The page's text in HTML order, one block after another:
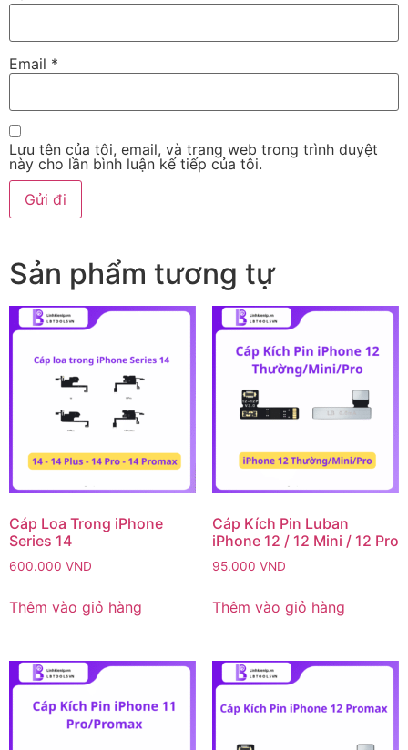
Email *
Lưu tên của tôi, email, và trang web trong trình duyệt
này cho lần bình luận kế tiếp của tôi.
Sản phẩm tương tự
Cáp Loa Trong iPhone
Series 14
600.000 VND
Thêm vào giỏ hàng
Cáp Kích Pin Luban
iPhone 12 / 12 Mini / 12 Pro
95.000 VND
Thêm vào giỏ hàng